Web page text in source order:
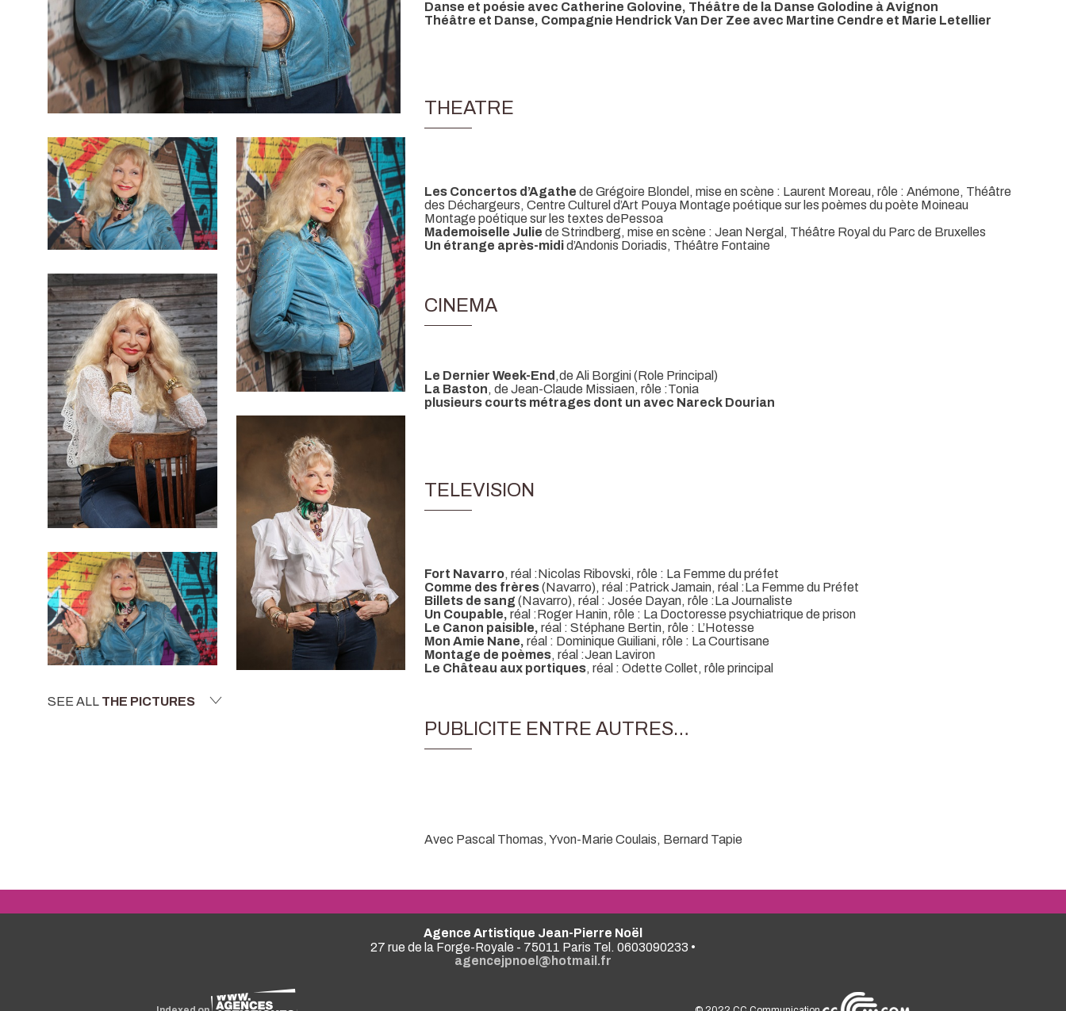
SEE ALL THE PICTURES
Danse et poésie avec Catherine Golovine, Théâtre de la Danse Golodine à Avignon
Théâtre et Danse, Compagnie Hendrick Van Der Zee avec Martine Cendre et Marie Letellier
THEATRE
Les Concertos d’Agathe de Grégoire Blondel, mise en scène : Laurent Moreau, rôle : Anémone, Théâtre
des Déchargeurs, Centre Culturel d’Art Pouya Montage poétique sur les poèmes du poète Moineau
Montage poétique sur les textes dePessoa
Mademoiselle Julie de Strindberg, mise en scène : Jean Nergal, Théâtre Royal du Parc de Bruxelles
Un étrange après-midid’Andonis Doriadis, Théâtre Fontaine
CINEMA
Le Dernier Week-End ,de Ali Borgini (Role Principal)
La Baston, de Jean-Claude Missiaen, rôle :Tonia
plusieurs courts métrages dont un avec Nareck Dourian
TELEVISION
Fort Navarro, réal :Nicolas Ribovski, rôle : La Femme du préfet
Comme des frères(Navarro), réal :Patrick Jamain, réal :La Femme du Préfet
Billets de sang (Navarro), réal : Josée Dayan, rôle :La Journaliste
Un Coupable, réal :Roger Hanin, rôle : La Doctoresse psychiatrique de prison
Le Canon paisible, réal : Stéphane Bertin, rôle : L’Hotesse
Mon Amie Nane, réal : Dominique Guiliani, rôle : La Courtisane
Montage de poèmes, réal :Jean Laviron
Le Château aux portiques, réal : Odette Collet, rôle principal
PUBLICITE ENTRE AUTRES…
Avec Pascal Thomas, Yvon-Marie Coulais, Bernard Tapie
Agence Artistique Jean-Pierre Noël
27 rue de la Forge-Royale - 75011 Paris Tel. 0603090233 •
agencejpnoel@hotmail.fr